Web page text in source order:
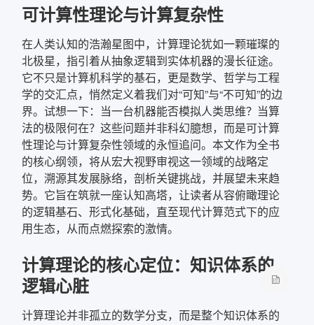
可计算性理论与计算复杂性
在人类认知的浩瀚星图中，计算理论犹如一颗璀璨的
北极星，指引着从抽象逻辑到实体机器的漫长征途。
它不只是计算机科学的基石，更是数学、哲学与工程
学的交汇点，悄然定义着我们对“可知”与“不可知”的边
界。试想一下：当一台机器能否模拟人类思维？当算
法的极限何在？这些问题并非科幻臆想，而是可计算
性理论与计算复杂性领域的永恒追问。本文作为全书
的核心纲领，将从宏大视野审视这一领域的战略定
位，溯源其发展脉络，剖析关键挑战，并展望未来趋
势。它旨在筑就一座认知高塔，让读者从容俯瞰理论
的逻辑基石、形式化基础，直至现代计算范式下的应
用生态，从而点燃探索的激情。
计算理论的核心定位：知识体系的
逻辑心脏
计算理论并非孤立的数学分支，而是整个知识体系的